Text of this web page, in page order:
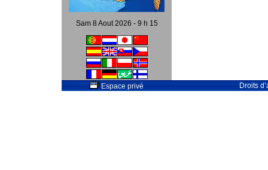
Sam 8 Aout 2026 - 9 h 15
Espace privé Droits